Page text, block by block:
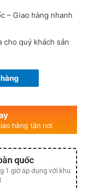
– Giao hàng nhanh
cho quý khách sản
hàng tận nơi
quốc
1 giờ áp dụng với khu